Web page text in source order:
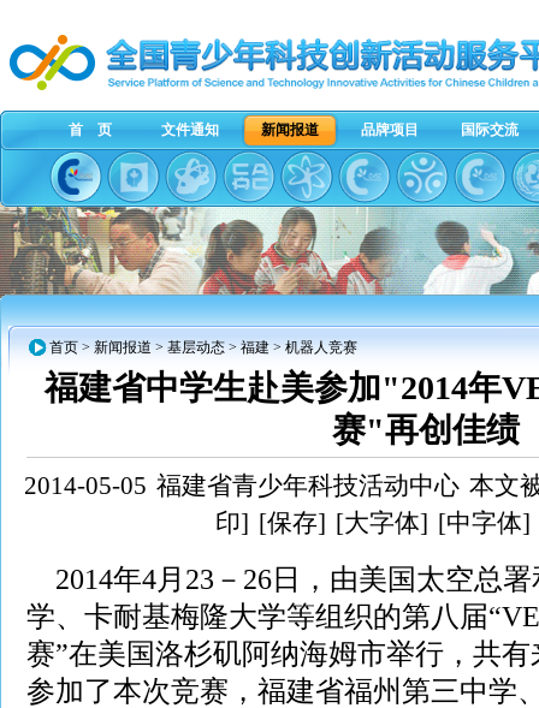
首 页 文件通知 新闻报道 品牌项目 国际交流
首页 > 新闻报道 > 基层动态 > 福建 > 机器人竞赛
福建省中学生赴美参加"2014年
赛"再创佳绩
2014-05-05 福建省青少年科技活动中心 本文
印] [保存] [大字体] [中字体]
2014年4月23－26日，由美国太空总
学、卡耐基梅隆大学等组织的第八届
赛”在美国洛杉矶阿纳海姆市举行，共
参加了本次竞赛，福建省福州第三中学